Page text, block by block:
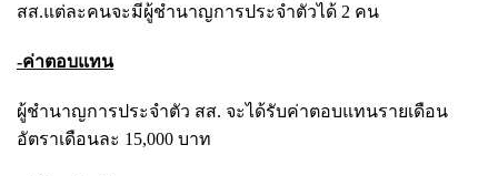
สส.แต่ละคนจะมีผู้ชำนาญการประจำตัวได้ 2 คน
-ค่าตอบแทน
ผู้ชำนาญการประจำตัว สส. จะได้รับค่าตอบแทนรายเดือน
อัตราเดือนละ 15,000 บาท